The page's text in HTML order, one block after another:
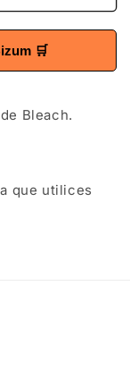
🛒
Bleach.
que utilices